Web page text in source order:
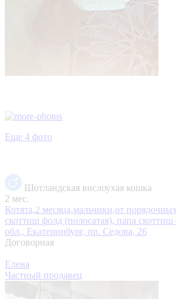
Еще 4 фото
Шотландская вислоухая кошка
2 мес.
Котята,2 месяца,мальчики,от
скоттиш фолд (полосатая), папа скоттиш
обл., Екатеринбург, пр. Седова, 26
Договорная
Елена
Частный продавец